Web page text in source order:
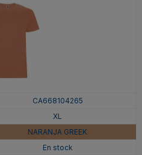
CA668104265
XL
NARANJA GREEK
En stock